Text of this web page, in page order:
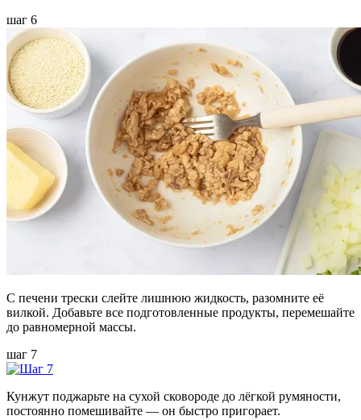
шаг 6
С печени трески слейте лишнюю жидкость, разомните её
вилкой. Добавьте все подготовленные продукты, перемешайте
до равномерной массы.
шаг 7
Кунжут поджарьте на сухой сковороде до лёгкой румяности,
постоянно помешивайте — он быстро пригорает.